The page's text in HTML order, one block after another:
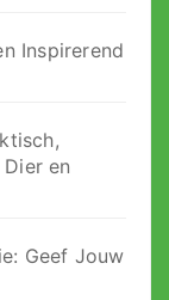
Inspirerend
en
Geef Jouw